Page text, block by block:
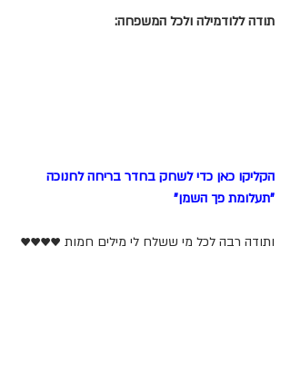
תודה ללודמילה ולכל המשפחה:
הקליקו כאן כדי לשחק בחדר בריחה לחנוכה
"תעלומת פך השמן"
ותודה רבה לכל מי ששלח לי מילים חמות ♥♥♥♥